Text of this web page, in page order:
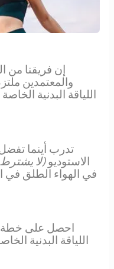
إن فريقنا من
والمعتمدين
اللياقة البدنية
تدرب أينما
الاستوديو(لا
في الهواء الطلق في
احصل على خطة
اللياقة البدنية